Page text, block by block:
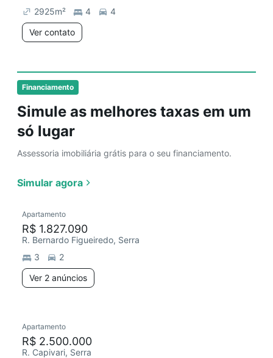
Financiamento
Simule as melhores taxas em um
só lugar
Assessoria imobiliária grátis para o seu financiamento.
Simular agora
2925m² 4
4
Ver contato
Apartamento
R$ 1.827.090
R. Bernardo Figueiredo, Serra
3
2
Ver 2 anúncios
Apartamento
R$ 2.500.000
R. Capivari, Serra